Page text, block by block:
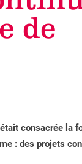
de
consacrée la
: des projets